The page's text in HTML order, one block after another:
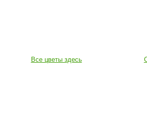
Все цветы здесь